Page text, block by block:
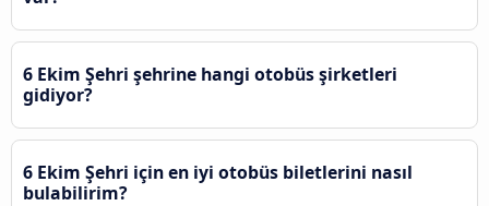
6 Ekim Şehri şehrine hangi otobüs şirketleri
gidiyor?
6 Ekim Şehri için en iyi otobüs biletlerini nasıl
bulabilirim?